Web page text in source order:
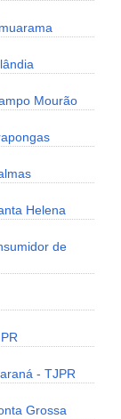
Mourão
Helena
de
- TJPR
Grossa